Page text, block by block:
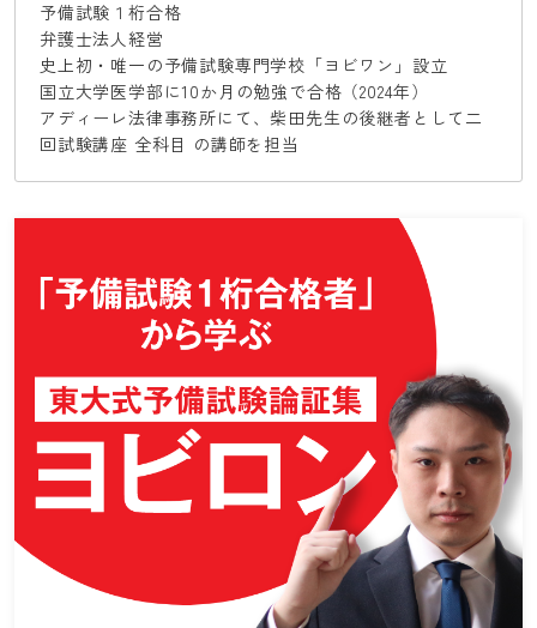
予備試験１桁合格
弁護士法人経営
史上初・唯一の予備試験専門学校「ヨビワン」設立
国立大学医学部に10か月の勉強で合格（2024年）
アディーレ法律事務所にて、柴田先生の後継者として二
回試験講座 全科目 の講師を担当